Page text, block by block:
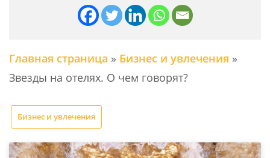
Главная страница » Бизнес и увлечения »
Звезды на отелях. О чем говорят?
Бизнес и увлечения